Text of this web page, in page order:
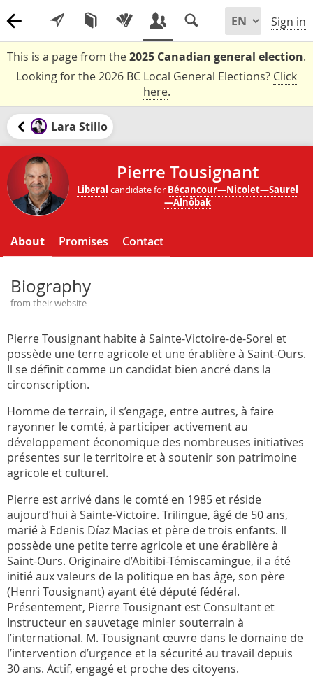
Sign in
This is a page from the2025 Canadian general election.
Looking for the 2026 BC Local General Elections? Click
here.
Lara Stillo
Pierre Tousignant
Liberal candidate for Bécancour—Nicolet—Saurel
—Alnôbak
About Promises Contact
Biography
from their website
Pierre Tousignant habite à Sainte-Victoire-de-Sorel et
possède une terre agricole et une érablière à Saint-Ours.
Il se définit comme un candidat bien ancré dans la
circonscription.
Homme de terrain, il s’engage, entre autres, à faire
rayonner le comté, à participer activement au
développement économique des nombreuses initiatives
présentes sur le territoire et à soutenir son patrimoine
agricole et culturel.
Pierre est arrivé dans le comté en 1985 et réside
aujourd’hui à Sainte-Victoire. Trilingue, âgé de 50 ans,
marié à Edenis Díaz Macias et père de trois enfants. Il
possède une petite terre agricole et une érablière à
Saint-Ours. Originaire d’Abitibi-Témiscamingue, il a été
initié aux valeurs de la politique en bas âge, son père
(Henri Tousignant) ayant été député fédéral.
Présentement, Pierre Tousignant est Consultant et
Instructeur en sauvetage minier souterrain à
l’international. M. Tousignant œuvre dans le domaine de
l’intervention d’urgence et la sécurité au travail depuis
30 ans. Actif, engagé et proche des citoyens.